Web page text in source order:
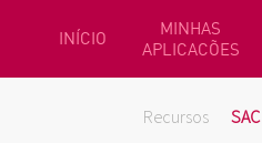
INÍCIO
MINHAS
APLICACÕES
Recursos SAC